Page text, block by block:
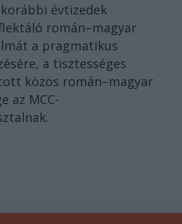
évtizedek
román–magyar
a pragmatikus
a tisztességes
közös román–magyar
az MCC-